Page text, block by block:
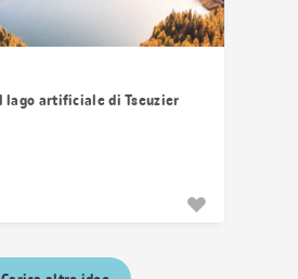
lago artificiale di Tseuzier